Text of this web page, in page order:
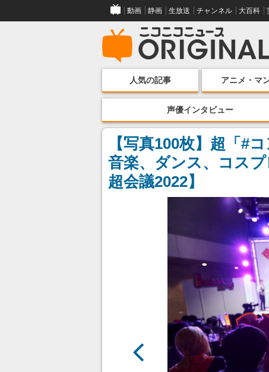
動画 静画 生放送 チャンネル 大百科
人気の記事 アニメ・マ
声優インタビュー
【写真100枚】超「#
音楽、ダンス、コス
超会議2022】